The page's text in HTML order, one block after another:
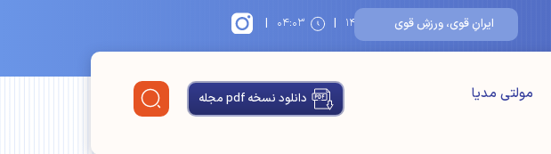
ایرانِ قوی، ورزشِ قوی ۱۶/مرداد/۱۴۰۵ | ۰۴:۰۳ |
مولتی مدیا دانلود نسخه pdf مجله